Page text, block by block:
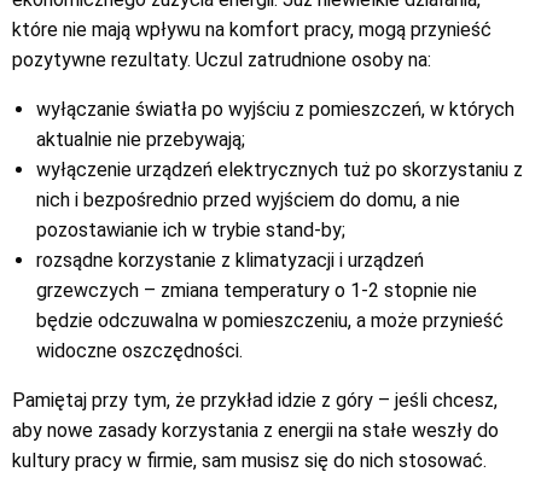
które nie mają wpływu na komfort pracy, mogą przynieść
pozytywne rezultaty. Uczul zatrudnione osoby na:
wyłączanie światła po wyjściu z pomieszczeń, w których
aktualnie nie przebywają;
wyłączenie urządzeń elektrycznych tuż po skorzystaniu z
nich i bezpośrednio przed wyjściem do domu, a nie
pozostawianie ich w trybie stand-by;
rozsądne korzystanie z klimatyzacji i urządzeń
grzewczych – zmiana temperatury o 1-2 stopnie nie
będzie odczuwalna w pomieszczeniu, a może przynieść
widoczne oszczędności.
Pamiętaj przy tym, że przykład idzie z góry – jeśli chcesz,
aby nowe zasady korzystania z energii na stałe weszły do
kultury pracy w firmie, sam musisz się do nich stosować.